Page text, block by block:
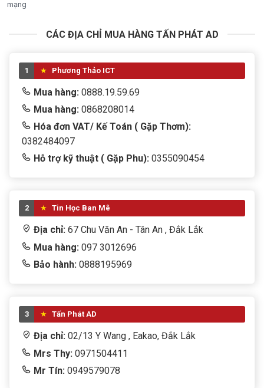
mạng
CÁC ĐỊA CHỈ MUA HÀNG TẤN PHÁT AD
1 Phương Thảo ICT
Mua hàng: 0888.19.59.69
Mua hàng: 0868208014
Hóa đơn VAT/ Kế Toán ( Gặp Thơm):
0382484097
Hỗ trợ kỹ thuật ( Gặp Phu): 0355090454
2 Tin Học Ban Mê
Địa chỉ: 67 Chu Văn An - Tân An , Đắk Lắk
Mua hàng: 097 3012696
Bảo hành: 0888195969
3 Tấn Phát AD
Địa chỉ: 02/13 Y Wang , Eakao, Đắk Lắk
Mrs Thy: 0971504411
Mr Tín: 0949579078